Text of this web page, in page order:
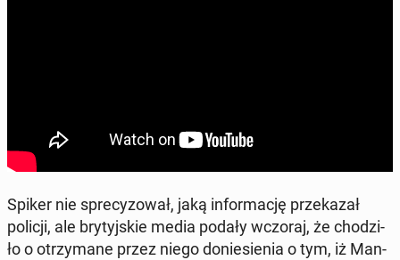
Spiker nie spre­cy­zo­wał, jaką in­for­ma­cję prze­ka­zał
policji, ale bry­tyj­skie media podały wczoraj, że cho­dzi­
ło o otrzy­ma­ne przez niego do­nie­sie­nia o tym, iż Man­